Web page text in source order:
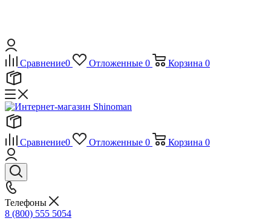
Сравнение0 Отложенные 0 Корзина 0
Сравнение0 Отложенные 0 Корзина 0
Телефоны
8 (800) 555 5054